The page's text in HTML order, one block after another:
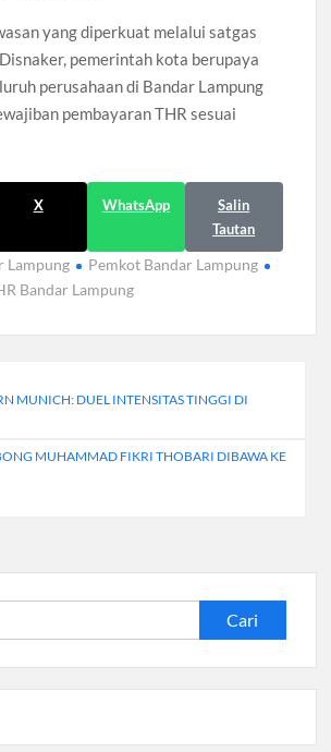
yang diperkuat melalui satgas
pemerintah kota berupaya
perusahaan di Bandar Lampung
pembayaran THR sesuai
X WhatsApp
Salin
Tautan
Lampung
Pemkot Bandar Lampung
Bandar Lampung
MUNICH: DUEL INTENSITAS TINGGI DI
MUHAMMAD FIKRI THOBARI DIBAWA KE
Cari
untuk: